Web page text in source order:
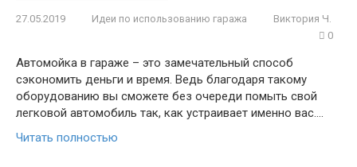
27.05.2019 Идеи по использованию гаража
Виктория Ч.
0
Автомойка в гараже – это замечательный способ
сэкономить деньги и время. Ведь благодаря такому
оборудованию вы сможете без очереди помыть свой
легковой автомобиль так, как устраивает именно вас….
Читать полностью